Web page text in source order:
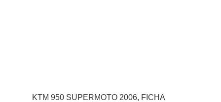
KTM 950 SUPERMOTO 2006, FICHA